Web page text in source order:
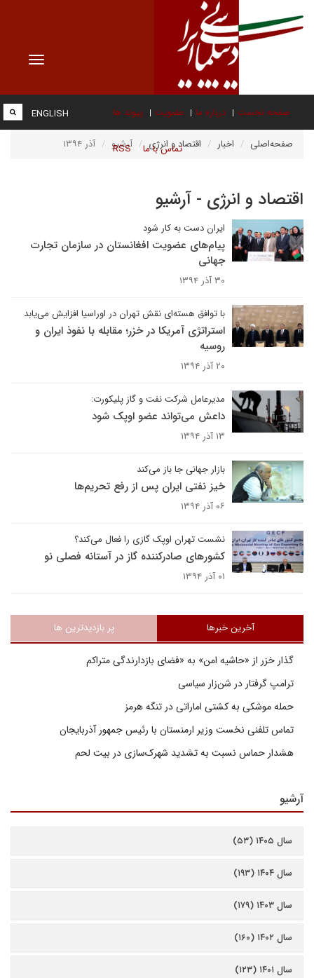
Toggle
صفحه نخست درباره ما عضویت پیوند ها
تماس با ما RSS
ENGLISH
صفحه‌اصلی اخبار اقتصاد و انرژی آرشیو آذر ۱۳۹۴
اقتصاد و انرژی - آرشیو
ایران دست به کار شود
پیام‌های عضویت افغانستان در سازمان تجارت
جهانی
۳۰ آذر ۱۳۹۴
با توافق هسته‌ای نقش تهران در اوراسیا افزایش می‌یابد
استراتژی آمریکا در خزر؛ مقابله با نفوذ ایران و
روسیه
۲۰ آذر ۱۳۹۴
مدیرعامل شرکت نفت و گاز پلیکورت:
داعش می‌تواند عضو اوپک شود
۱۳ آذر ۱۳۹۴
بازار جهانی جا باز می‌کند
خیز نفتی ایران پس از رفع تحریم‌ها
۰۶ آذر ۱۳۹۴
نشست تهران اوپک گازی را فعال می‌کند؟
کشورهای صادرکننده گاز در آستانه فصلی نو
۰۱ آذر ۱۳۹۴
آخرین خبرها پر بازدیدترین ها
گذار خزر از «حاشیه امن» به «فضای بازدارندگی متراکم
ترامپ گرفتار در شن‌زار سیاسی
حمله موشکی به کشتی اماراتی در تنگه هرمز
تماس تلفنی نخست وزیر ارمنستان با رئیس جمهور آذربایجان
هشدار حماس نسبت به تشدید شهرک‌سازی در بیت‌ لحم
آرشیو
سال ۱۴۰۵ (۵۳)
سال ۱۴۰۴ (۱۹۳)
سال ۱۴۰۳ (۱۷۹)
سال ۱۴۰۲ (۱۶۰)
سال ۱۴۰۱ (۱۲۳)